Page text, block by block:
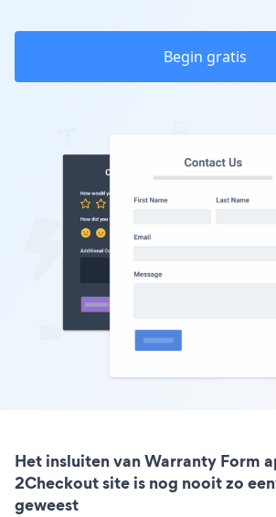
Begin gratis
Het insluiten van Warranty Form
2Checkout site is nog nooit zo
geweest